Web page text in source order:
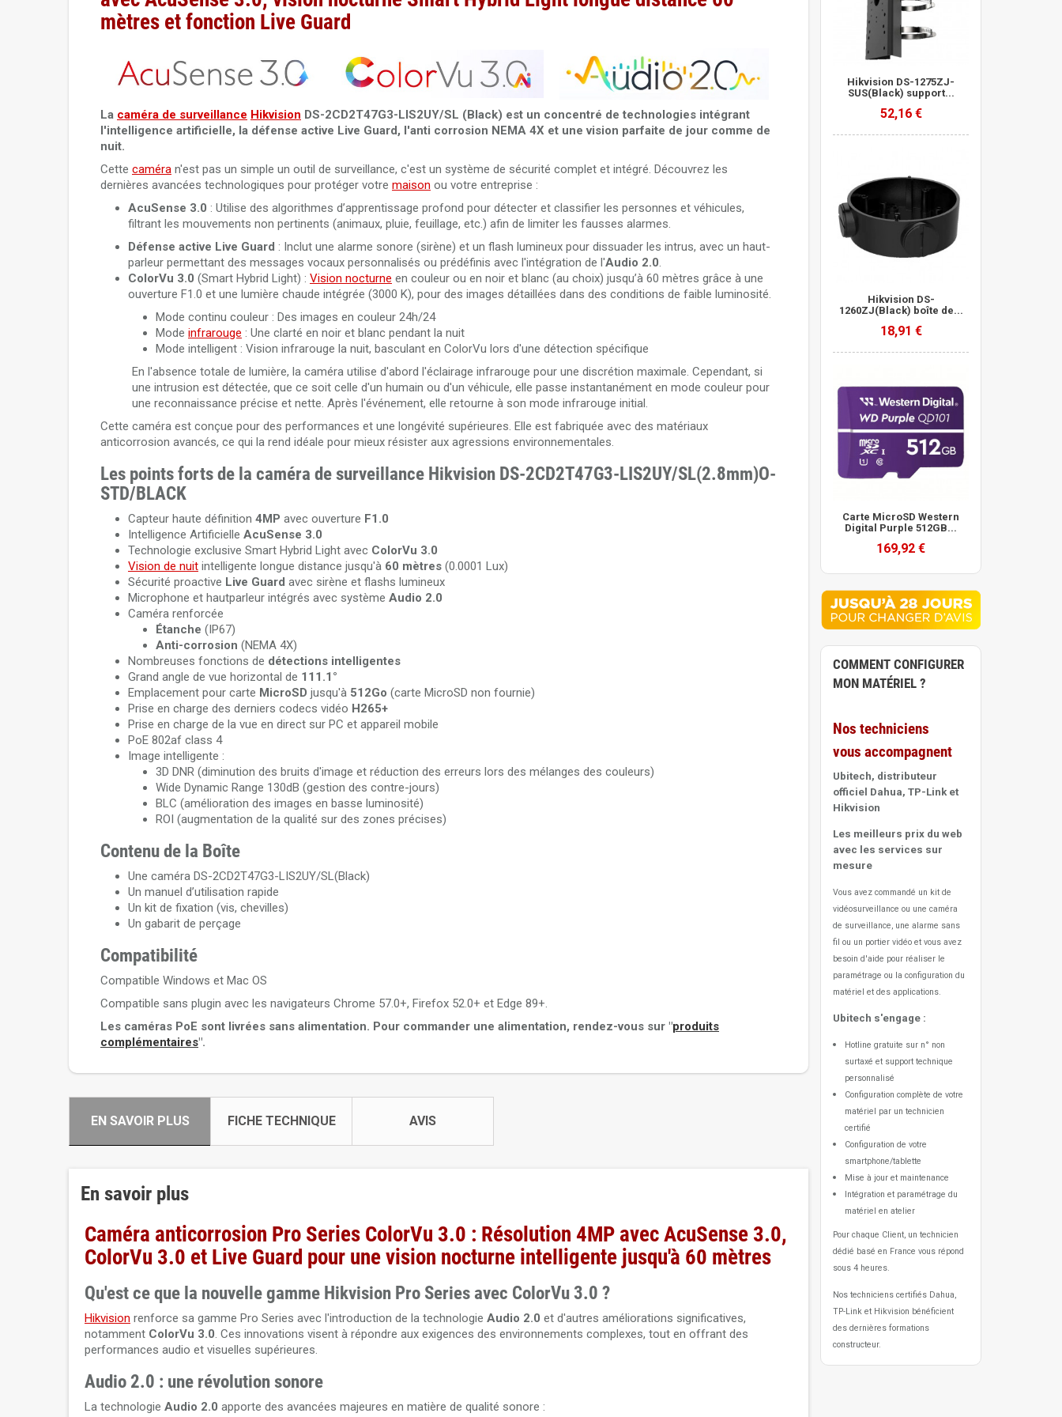
Câble RJ45 Cat.6 UTP 305 mètres LSZH Dahua PFM923I-6UN-C
Câble RJ45 Cat.5 UTP 305 mètres Dahua PFM920I-5EUN
Câble RJ45 Cat. 6 UTP intérieur 305 mètres 100% cuivre Dahua
PFM920I-6UN-C/White
Câble RJ45 Cat. 6 UTP intérieur 305 mètres 100% cuivre LSZH haute
mètres et fonction Live Guard
La caméra de surveillance Hikvision DS-2CD2T47G3-LIS2UY/SL (Black) est un concentré de technologies intégrant
l'intelligence artificielle, la défense active Live Guard, l'anti corrosion NEMA 4X et une vision parfaite de jour comme de
nuit.
Cette caméra n'est pas un simple un outil de surveillance, c'est un système de sécurité complet et intégré. Découvrez les
dernières avancées technologiques pour protéger votre maison ou votre entreprise :
AcuSense 3.0 : Utilise des algorithmes d’apprentissage profond pour détecter et classifier les personnes et véhicules,
filtrant les mouvements non pertinents (animaux, pluie, feuillage, etc.) afin de limiter les fausses alarmes.
Défense active Live Guard : Inclut une alarme sonore (sirène) et un flash lumineux pour dissuader les intrus, avec un haut-
parleur permettant des messages vocaux personnalisés ou prédéfinis avec l'intégration de l'Audio 2.0.
ColorVu 3.0 (Smart Hybrid Light) : Vision nocturne en couleur ou en noir et blanc (au choix) jusqu’à 60 mètres grâce à une
ouverture F1.0 et une lumière chaude intégrée (3000 K), pour des images détaillées dans des conditions de faible luminosité.
Mode continu couleur : Des images en couleur 24h/24
Mode infrarouge : Une clarté en noir et blanc pendant la nuit
Mode intelligent : Vision infrarouge la nuit, basculant en ColorVu lors d'une détection spécifique
En l'absence totale de lumière, la caméra utilise d'abord l'éclairage infrarouge pour une discrétion maximale. Cependant, si
une intrusion est détectée, que ce soit celle d'un humain ou d'un véhicule, elle passe instantanément en mode couleur pour
une reconnaissance précise et nette. Après l'événement, elle retourne à son mode infrarouge initial.
Cette caméra est conçue pour des performances et une longévité supérieures. Elle est fabriquée avec des matériaux
anticorrosion avancés, ce qui la rend idéale pour mieux résister aux agressions environnementales.
Les points forts de la caméra de surveillance Hikvision DS-2CD2T47G3-LIS2UY/SL(2.8mm)O-
STD/BLACK
Capteur haute définition 4MP avec ouverture F1.0
Intelligence Artificielle AcuSense 3.0
Technologie exclusive Smart Hybrid Light avec ColorVu 3.0
Vision de nuit intelligente longue distance jusqu'à 60 mètres (0.0001 Lux)
Sécurité proactive Live Guard avec sirène et flashs lumineux
Microphone et hautparleur intégrés avec système Audio 2.0
Caméra renforcée
Étanche (IP67)
Anti-corrosion (NEMA 4X)
Nombreuses fonctions de détections intelligentes
Grand angle de vue horizontal de 111.1°
Emplacement pour carte MicroSD jusqu'à 512Go (carte MicroSD non fournie)
Prise en charge des derniers codecs vidéo H265+
Prise en charge de la vue en direct sur PC et appareil mobile
PoE 802af class 4
Image intelligente :
3D DNR (diminution des bruits d'image et réduction des erreurs lors des mélanges des couleurs)
Wide Dynamic Range 130dB (gestion des contre-jours)
BLC (amélioration des images en basse luminosité)
ROI (augmentation de la qualité sur des zones précises)
Contenu de la Boîte
Une caméra DS-2CD2T47G3-LIS2UY/SL(Black)
Un manuel d’utilisation rapide
Un kit de fixation (vis, chevilles)
Un gabarit de perçage
Compatibilité
Compatible Windows et Mac OS
Compatible sans plugin avec les navigateurs Chrome 57.0+, Firefox 52.0+ et Edge 89+.
Les caméras PoE sont livrées sans alimentation. Pour commander une alimentation, rendez-vous sur "produits
complémentaires".
EN SAVOIR PLUS FICHE TECHNIQUE AVIS
En savoir plus
Caméra anticorrosion Pro Series ColorVu 3.0 : Résolution 4MP avec AcuSense 3.0,
ColorVu 3.0 et Live Guard pour une vision nocturne intelligente jusqu'à 60 mètres
Qu'est ce que la nouvelle gamme Hikvision Pro Series avec ColorVu 3.0 ?
Hikvision renforce sa gamme Pro Series avec l'introduction de la technologie Audio 2.0 et d'autres améliorations significatives,
notamment ColorVu 3.0. Ces innovations visent à répondre aux exigences des environnements complexes, tout en offrant des
performances audio et visuelles supérieures.
Audio 2.0 : une révolution sonore
La technologie Audio 2.0 apporte des avancées majeures en matière de qualité sonore :
Hikvision DS-1275ZJ-
SUS(Black) support...
52,16 €
Hikvision DS-
1260ZJ(Black) boîte de...
18,91 €
Carte MicroSD Western
Digital Purple 512GB...
169,92 €
COMMENT CONFIGURER
MON MATÉRIEL ?
Nos techniciens
vous accompagnent
Ubitech, distributeur
officiel Dahua, TP-Link et
Hikvision
Les meilleurs prix du web
avec les services sur
mesure
Vous avez commandé un kit de
vidéosurveillance ou une caméra
de surveillance, une alarme sans
fil ou un portier vidéo et vous avez
besoin d'aide pour réaliser le
paramétrage ou la configuration du
matériel et des applications.
Ubitech s'engage :
Hotline gratuite sur n° non
surtaxé et support technique
personnalisé
Configuration complète de votre
matériel par un technicien
certifié
Configuration de votre
smartphone/tablette
Mise à jour et maintenance
Intégration et paramétrage du
matériel en atelier
Pour chaque Client, un technicien
dédié basé en France vous répond
sous 4 heures.
Nos techniciens certifiés Dahua,
TP-Link et Hikvision bénéficient
des dernières formations
constructeur.